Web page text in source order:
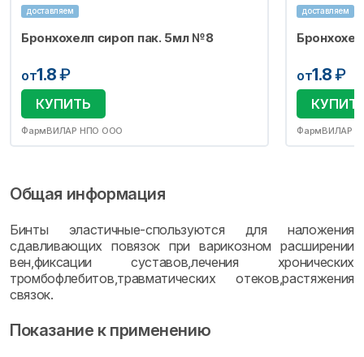
доставляем
Бронхохелп сироп пак. 5мл №8
от1.8₽
КУПИТЬ
ФармВИЛАР НПО ООО
доставляем
от1.8₽
ФармВИЛАР
Общая информация
Бинты эластичные-спользуются для наложения
сдавливающих повязок при варикозном расширении
вен,фиксации суставов,лечения хронических
тромбофлебитов,травматических отеков,растяжения
связок.
Показание к применению